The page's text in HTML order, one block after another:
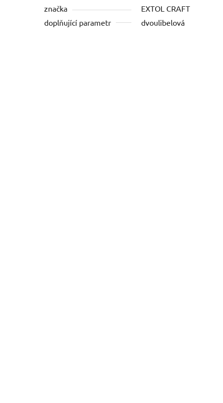
značka
EXTOL CRAFT
doplňující parametr
dvoulibelová